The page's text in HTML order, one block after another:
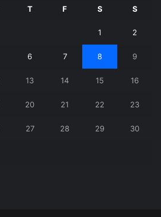
T F S S
1 2
6 7 8 9
13 14 15 16
20 21 22 23
27 28 29 30